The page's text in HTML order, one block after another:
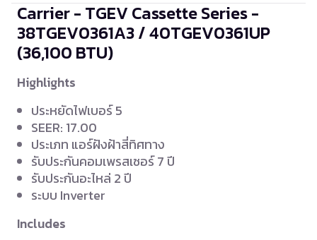
Carrier - TGEV Cassette Series -
38TGEV0361A3 / 40TGEV0361UP
(36,100 BTU)
Highlights
ประหยัดไฟเบอร์ 5
SEER: 17.00
ประเภท แอร์ฝังฝ้าสี่ทิศทาง
รับประกันคอมเพรสเซอร์ 7 ปี
รับประกันอะไหล่ 2 ปี
ระบบ Inverter
Includes